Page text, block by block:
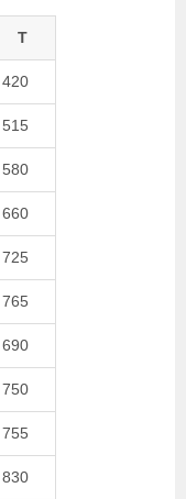
T
420
515
580
660
725
765
690
750
755
830